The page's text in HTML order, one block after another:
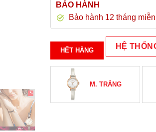
BẢO HÀNH
Bảo hành 12 tháng
HẾT HÀNG HỆ
M. TRẮNG